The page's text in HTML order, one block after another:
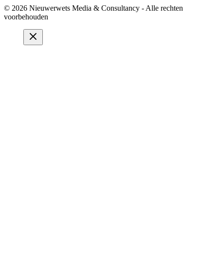
© 2026 Nieuwerwets Media & Consultancy - Alle rechten
voorbehouden